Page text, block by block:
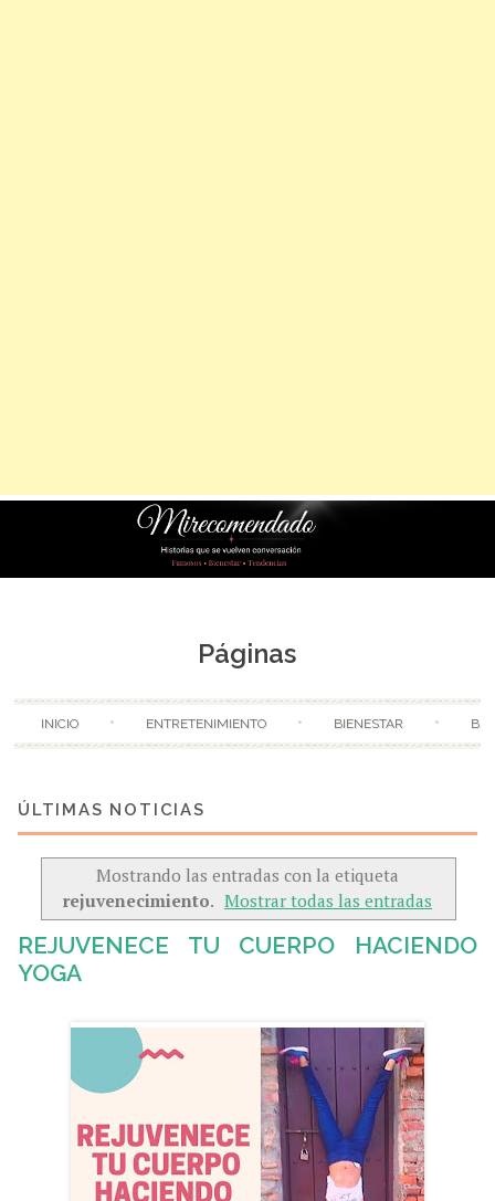
Páginas
INICIO ENTRETENIMIENTO BIENESTAR
Mostrando las entradas con la etiqueta
rejuvenecimiento. Mostrar todas las entradas
REJUVENECE TU CUERPO HACIENDO
YOGA